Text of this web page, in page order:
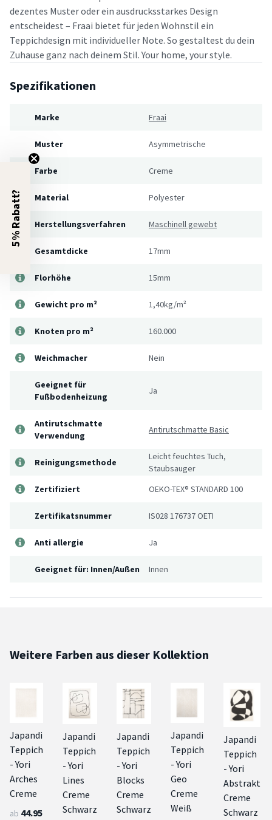
dezentes Muster oder ein ausdrucksstarkes Design
entscheidest – Fraai bietet für jeden Wohnstil ein
Teppichdesign mit individueller Note. So gestaltest du dein
Zuhause ganz nach deinem Stil. Your home, your style.
Spezifikationen
Marke Fraai
Muster Asymmetrische
Farbe Creme
Material Polyester
Herstellungsverfahren Maschinell gewebt
Gesamtdicke 17mm
Florhöhe 15mm
Gewicht pro m² 1,40kg/m²
Knoten pro m² 160.000
Weichmacher Nein
Geeignet für
Fußbodenheizung
Ja
Antirutschmatte
Verwendung
Antirutschmatte Basic
Reinigungsmethode
Leicht feuchtes Tuch,
Staubsauger
Zertifiziert
OEKO-TEX® STANDARD 100
Zertifikatsnummer IS028 176737 OETI
Anti allergie Ja
Geeignet für: Innen/Außen Innen
Weitere Farben aus dieser Kollektion
Japandi
Teppich
- Yori
Arches
Creme
ab 44.95
Japandi
Teppich
- Yori
Lines
Creme
Schwarz
Japandi
Teppich
- Yori
Blocks
Creme
Schwarz
Japandi
Teppich
- Yori
Geo
Creme
Weiß
Japandi
Teppich
- Yori
Abstrakt
Creme
Schwarz
5% Rabatt?